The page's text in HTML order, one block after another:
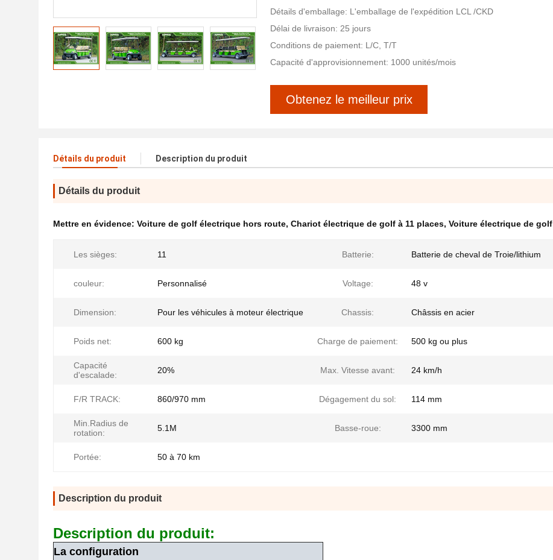
Détails d'emballage: L'emballage de l'expédition LCL /CKD
Délai de livraison: 25 jours
Conditions de paiement: L/C, T/T
Capacité d'approvisionnement: 1000 unités/mois
Obtenez le meilleur prix
Détails du produit Description du produit
Détails du produit
Mettre en évidence: Voiture de golf électrique hors route, Chariot électrique de golf à 11 places, Voiture électrique de golf
Les sièges: 11 Batterie: Batterie de cheval de Troie/lithium
couleur: Personnalisé Voltage: 48 v
Dimension: Pour les véhicules à moteur électrique Chassis: Châssis en acier
Poids net: 600 kg Charge de paiement: 500 kg ou plus
Capacité
d'escalade:
20% Max. Vitesse avant: 24 km/h
F/R TRACK: 860/970 mm Dégagement du sol: 114 mm
Min.Radius de
rotation:
5.1M Basse-roue: 3300 mm
Portée: 50 à 70 km
Description du produit
Description du produit:
La configuration